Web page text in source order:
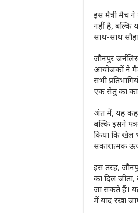
इस मैत्री मैच
नहीं है, बल्कि
साथ-साथ
जौनपुर
आयोजकों ने
सभी
एक सेतु का
अंत में, यह
बल्कि इसने
किया कि खेल
सकारात्मक
इस तरह,
का दिल
जा सकते हैं।
में याद रखा